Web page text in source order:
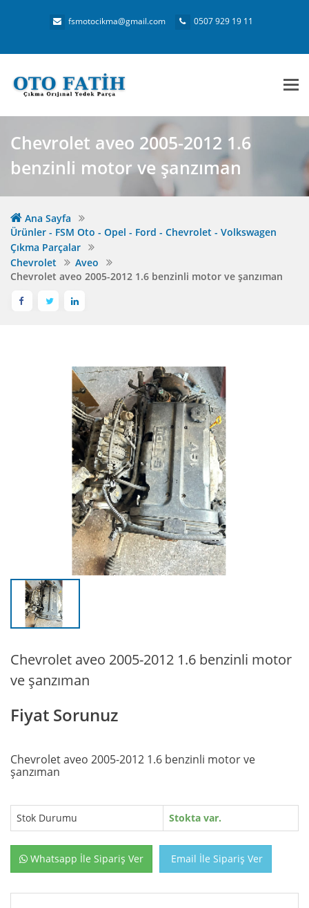
fsmotocikma@gmail.com 0507 929 19 11
Chevrolet aveo 2005-2012 1.6
benzinli motor ve şanzıman
Ana Sayfa
Ürünler - FSM Oto - Opel - Ford - Chevrolet - Volkswagen
Çıkma Parçalar
Chevrolet
Aveo
Chevrolet aveo 2005-2012 1.6 benzinli motor ve şanzıman
Chevrolet aveo 2005-2012 1.6 benzinli motor
ve şanzıman
Fiyat Sorunuz
Chevrolet aveo 2005-2012 1.6 benzinli motor ve
şanzıman
Stok Durumu Stokta var.
Whatsapp İle Sipariş Ver Email İle Sipariş Ver